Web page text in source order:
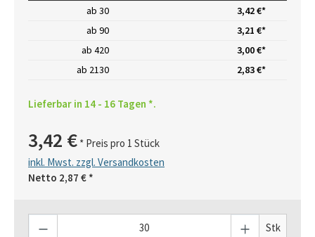
ab 30
3,42 €*
ab 90
3,21 €*
ab 420
3,00 €*
ab 2130 2,83 €*
Lieferbar in 14 - 16 Tagen *.
3,42 € * Preis pro 1 Stück
inkl. Mwst. zzgl. Versandkosten
Netto 2,87 € *
Stk